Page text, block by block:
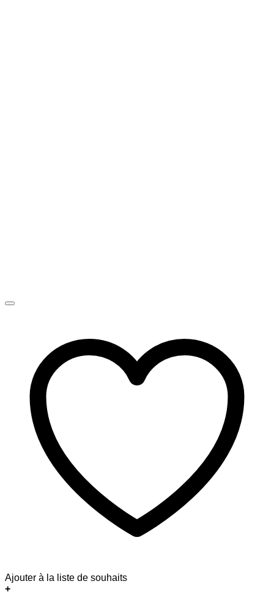
Ajouter à la liste de souhaits
+